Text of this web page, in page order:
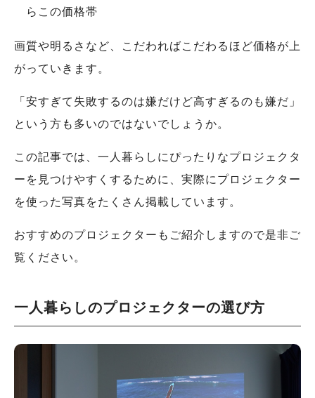
らこの価格帯
画質や明るさなど、こだわればこだわるほど価格が上
がっていきます。
「安すぎて失敗するのは嫌だけど高すぎるのも嫌だ」
という方も多いのではないでしょうか。
この記事では、一人暮らしにぴったりなプロジェクタ
ーを見つけやすくするために、実際にプロジェクター
を使った写真をたくさん掲載しています。
おすすめのプロジェクターもご紹介しますので是非ご
覧ください。
一人暮らしのプロジェクターの選び方